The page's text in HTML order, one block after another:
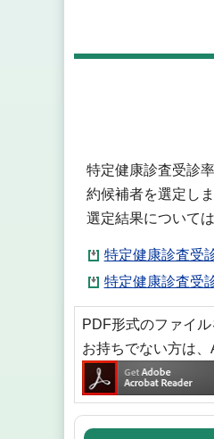
特定健康診査受診
約候補者を選定しま
選定結果について
特定健康診査受
特定健康診査受
PDF形式のファイ
お持ちでない方は